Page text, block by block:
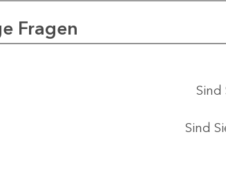
Fragen
Sind
Sind